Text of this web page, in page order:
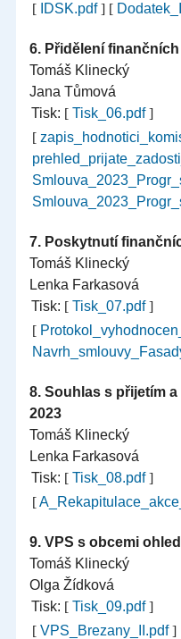
[ IDSK.pdf] [
6. Přidělení
Tomáš Klinecký
Jana Tůmová
Tisk: [ Tisk_06.pdf]
[
7. Poskytnutí
Tomáš Klinecký
Lenka Farkasová
Tisk: [ Tisk_07.pdf]
[
8. Souhlas s přijetím
2023
Tomáš Klinecký
Lenka Farkasová
Tisk: [ Tisk_08.pdf]
[
9. VPS s obcemi
Tomáš Klinecký
Olga Žídková
Tisk: [ Tisk_09.pdf]
[ VPS_Brezany_II.pdf]